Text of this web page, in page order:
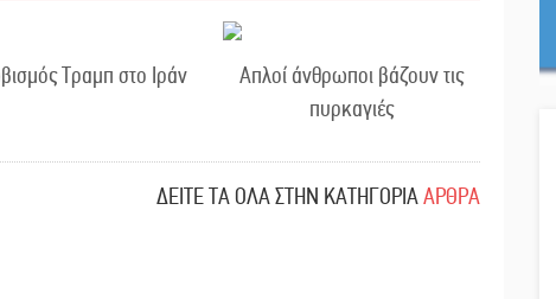
Τραμπ στο Ιράν
Απλοί άνθρωποι βάζουν τις
πυρκαγιές
ΔΕΙΤΕ ΤΑ ΟΛΑ ΣΤΗΝ ΚΑΤΗΓΟΡΙΑΑΡΘΡΑ